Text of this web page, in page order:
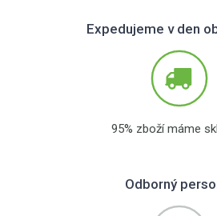
Expedujeme v den
95% zboží máme
Odborný